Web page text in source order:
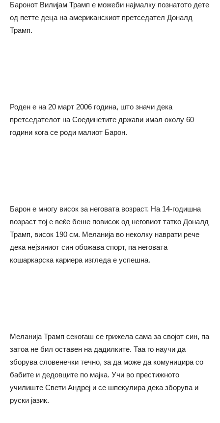
Баронот Вилијам Трамп е можеби најмалку познатото дете
од петте деца на американскиот претседател Доналд
Трамп.
Роден е на 20 март 2006 година, што значи дека
претседателот на Соединетите држави имал околу 60
години кога се роди малиот Барон.
Барон е многу висок за неговата возраст. На 14-годишна
возраст тој е веќе беше повисок од неговиот татко Доналд
Трамп, висок 190 см. Меланија во неколку наврати рече
дека нејзиниот син обожава спорт, па неговата
кошаркарска кариера изгледа е успешна.
Меланија Трамп секогаш се грижела сама за својот син, па
затоа не бил оставен на дадилките. Таа го научи да
зборува словенечки течно, за да може да комуницира со
бабите и дедовците по мајка. Учи во престижното
училиште Свети Андреј и се шпекулира дека зборува и
руски јазик.